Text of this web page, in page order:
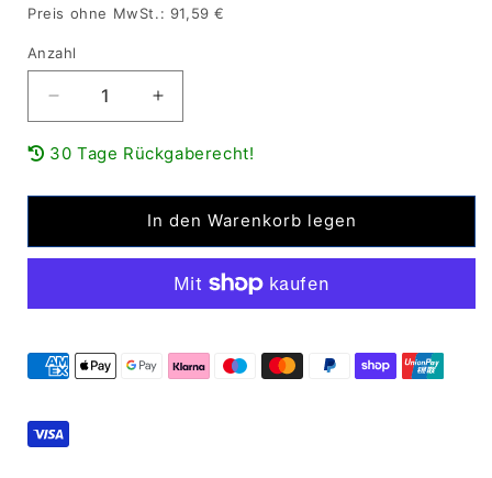
Preis ohne MwSt.: 91,59 €
Anzahl
Verringere
die
Menge
GEDORE
Vierkantvorsatz
3/4
22
8794-
00
Erhöhe
die
Menge
GEDORE
Vierkantvorsatz
3/4
Größe
22
8794-
00
30 Tage Rückgaberecht!
In den Warenkorb legen